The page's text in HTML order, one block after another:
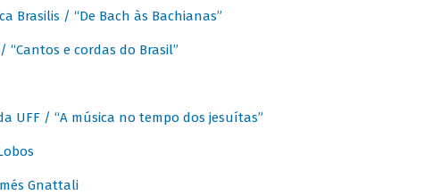
Brasilis / “De Bach às Bachianas”
“Cantos e cordas do Brasil”
UFF / “A música no tempo dos jesuítas”
Gnattali